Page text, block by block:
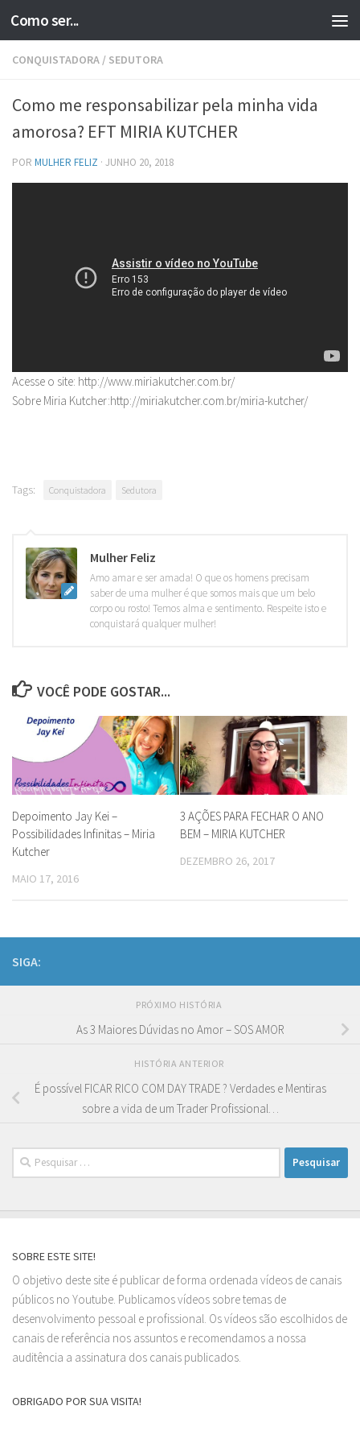
Skip to content
Como ser...
CONQUISTADORA / SEDUTORA
Como me responsabilizar pela minha vida
amorosa? EFT MIRIA KUTCHER
POR MULHER FELIZ · JUNHO 20, 2018
Acesse o site: http://www.miriakutcher.com.br/
Sobre Miria Kutcher:http://miriakutcher.com.br/miria-kutcher/
Tags: Conquistadora Sedutora
Mulher Feliz
Amo amar e ser amada! O que os homens precisam
saber de uma mulher é que somos mais que um belo
corpo ou rosto! Temos alma e sentimento. Respeite isto e
conquistará qualquer mulher!
VOCÊ PODE GOSTAR...
Depoimento Jay Kei –
Possibilidades Infinitas – Miria
Kutcher
MAIO 17, 2016
3 AÇÕES PARA FECHAR O ANO
BEM – MIRIA KUTCHER
DEZEMBRO 26, 2017
SIGA:
PRÓXIMO HISTÓRIA
As 3 Maiores Dúvidas no Amor – SOS AMOR
HISTÓRIA ANTERIOR
É possível FICAR RICO COM DAY TRADE ? Verdades e Mentiras
sobre a vida de um Trader Profissional…
Pesquisar
por:
SOBRE ESTE SITE!
O objetivo deste site é publicar de forma ordenada vídeos de canais
públicos no Youtube. Publicamos vídeos sobre temas de
desenvolvimento pessoal e profissional. Os vídeos são escolhidos de
canais de referência nos assuntos e recomendamos a nossa
auditência a assinatura dos canais publicados.
OBRIGADO POR SUA VISITA!